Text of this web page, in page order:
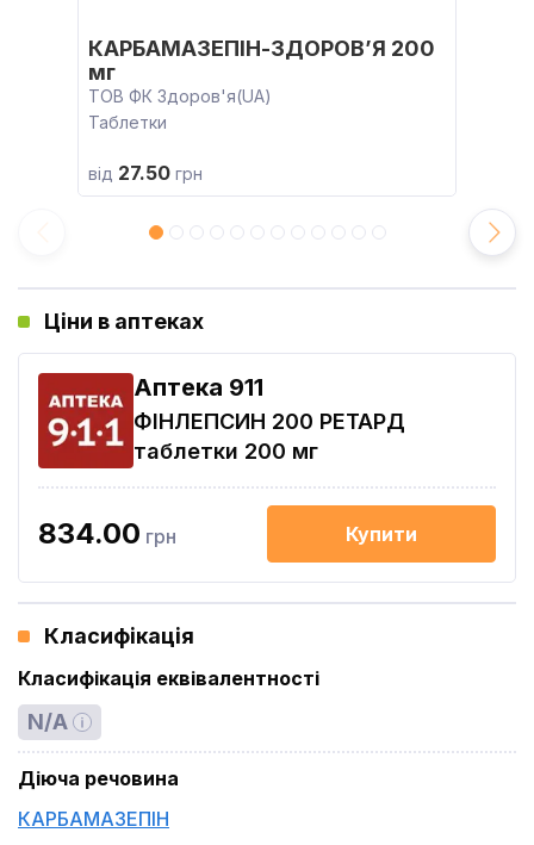
КАРБАМАЗЕПІН-ЗДОРОВ’Я 200
мг
ТОВ ФК Здоров'я(UA)
Таблетки
від 27.50 грн
Ціни в аптеках
Aптека 911
ФІНЛЕПСИН 200 РЕТАРД
таблетки 200 мг
834.00 грн Купити
Класифікація
Класифікація еквівалентності
N/A
Діюча речовина
КАРБАМАЗЕПІН